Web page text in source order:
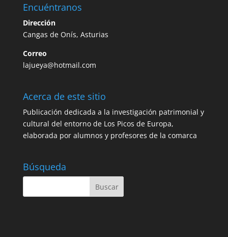
Encuéntranos
Dirección
Cangas de Onís, Asturias
Correo
lajueya@hotmail.com
Acerca de este sitio
Publicación dedicada a la investigación patrimonial y
cultural del entorno de Los Picos de Europa,
elaborada por alumnos y profesores de la comarca
Búsqueda